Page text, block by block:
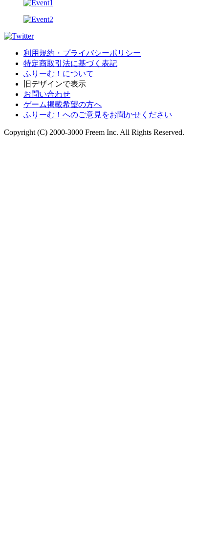
利用規約・プライバシーポリシー
特定商取引法に基づく表記
ふりーむ！について
旧デザインで表示
お問い合わせ
ゲーム掲載希望の方へ
ふりーむ！へのご意見をお聞かせください
Copyright (C) 2000-3000 Freem Inc. All Rights Reserved.